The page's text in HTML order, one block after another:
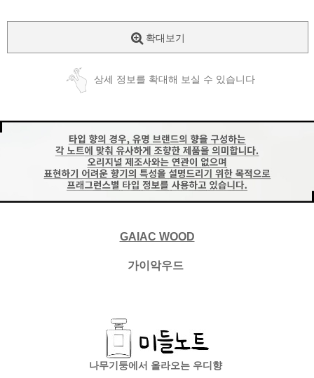
확대보기
상세 정보를 확대해 보실 수 있습니다
GAIAC WOOD
가이악우드
나무기둥에서 올라오는 우디향